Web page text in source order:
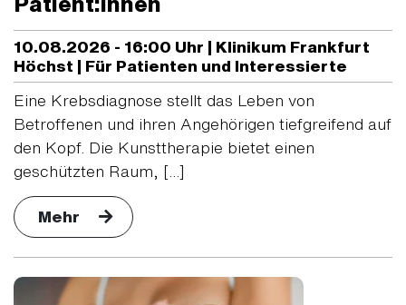
10.08.2026 - 16:00 Uhr | Klinikum Frankfurt
Höchst | Für Patienten und Interessierte
Eine Krebsdiagnose stellt das Leben von
Betroffenen und ihren Angehörigen tiefgreifend auf
den Kopf. Die Kunsttherapie bietet einen
geschützten Raum, [...]
Mehr